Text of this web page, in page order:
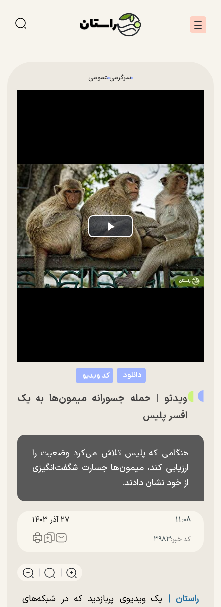
سرگرمی عمومی
Play
Video
کد ویدیو دانلود
ویدئو | حمله جسورانه میمون‌ها به یک
افسر پلیس
هنگامی که پلیس تلاش می‌کرد وضعیت را
ارزیابی کند، میمون‌ها جسارت شگفت‌انگیزی
از خود نشان دادند.
۱۱:۰۸ ۲۷ آذر ۱۴۰۳
کد خبر:۳۹۸۳
راستان | یک ویدیوی پربازدید که در شبکه‌های